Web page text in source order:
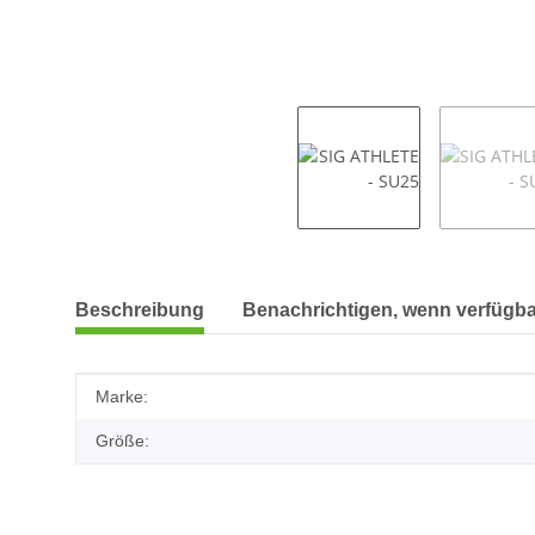
weitere Registerkarten anzeigen
Beschreibung Benachrichtigen, wenn
Produkteigenschaft
Wert
Marke:
Größe: